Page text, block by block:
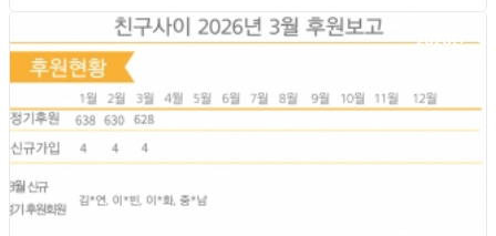
2026년